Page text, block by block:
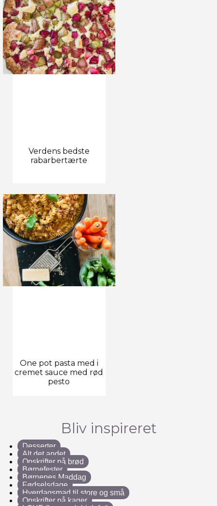
Verdens bedste
rabarbertærte
One pot pasta med i
cremet sauce med rød
pesto
Bliv inspireret
Desserter
Alt det andet
Opskrifter på brød
Børnefester
Børnenes Maddag
Fødselsdage
Hverdagsmad til store og små
Opskrifter på kager